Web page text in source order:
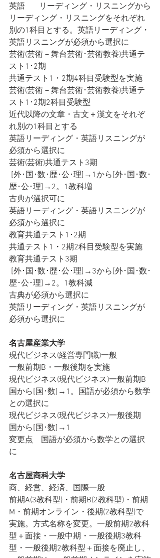
英語       リーディング・リスニングから
リーディング・リスニングをそれぞれ
別の1科目とする。英語リーディング・
英語リスニングが必須から選択に
芸術(芸術－舞台芸術･芸術教養)共通テ
スト1･2期
共通テスト1・2期4科目受験型を実施
芸術(芸術－舞台芸術･芸術教養)共通テ
スト1･2期2科目受験型
近代以降の文章・古文＋漢文をそれぞ
れ別の1科目とする
英語リーディング・英語リスニングが
必須から選択に
芸術(芸術)共通テスト3期
歴･公･理]→2。1教科増
古典が選択可に
英語リーディング・英語リスニングが
必須から選択に
教育共通テスト1･2期
共通テスト1・2期2科目受験型を実施
教育共通テスト3期
歴･公･理]→2。1教科減
古典が必須から選択に
英語リーディング・英語リスニングが
必須から選択に
名古屋産業大学
現代ビジネス(経営専門職)一般
一般前期B・一般後期を実施
現代ビジネス(現代ビジネス)一般前期B
国から[国･数]→1。国語が必須から数学
との選択に
現代ビジネス(現代ビジネス)一般後期
国から[国･数]→1
変更点    国語が必須から数学との選択
に
名古屋商科大学
商、経営、経済、国際一般
前期A(3教科型)・前期B(2教科型)・前期
M・前期オンライン・後期(2教科型)で
実施。方式名称を変更。一般前期2教科
型＋面接・一般中期・一般後期3教科
型・一般後期2教科型＋面接を廃止し、